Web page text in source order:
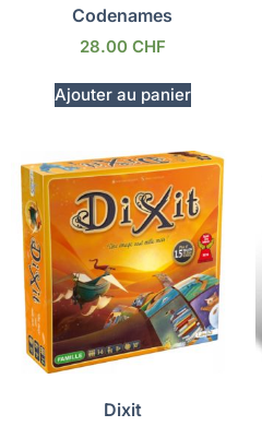
Codenames
28.00 CHF
Ajouter au panier
Dixit